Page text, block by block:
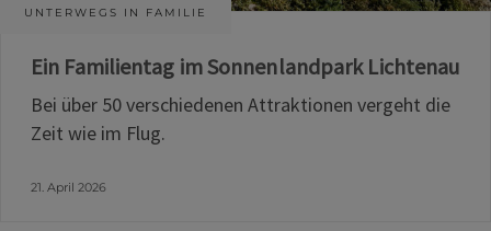
UNTERWEGS IN FAMILIE
Ein Familientag im Sonnenlandpark Lichtenau
Bei über 50 verschiedenen Attraktionen vergeht die
Zeit wie im Flug.
21. April 2026